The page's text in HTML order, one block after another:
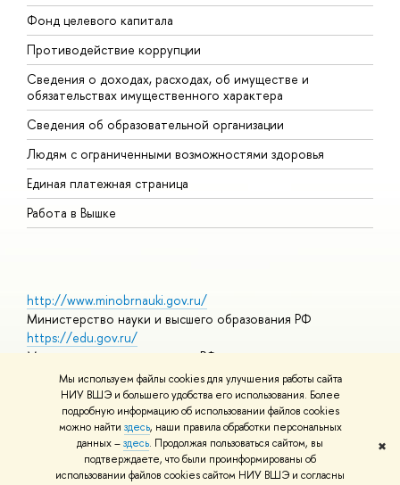
Мы используем файлы cookies для улучшения работы сайта
НИУ ВШЭ и большего удобства его использования. Более
подробную информацию об использовании файлов cookies
можно найти здесь, наши правила обработки персональных
данных –здесь. Продолжая пользоваться сайтом, вы
подтверждаете, что были проинформированы об
использовании файлов cookies сайтом НИУ ВШЭ и согласны
✖
Фонд целевого капитала
Противодействие коррупции
Сведения о доходах, расходах, об имуществе и
обязательствах имущественного характера
Сведения об образовательной организации
Людям с ограниченными возможностями здоровья
Единая платежная страница
Работа в Вышке
http://www.minobrnauki.gov.ru/
Министерство науки и высшего образования РФ
https://edu.gov.ru/
Министерство просвещения РФ
https://elearning.hse.ru/mooc
Массовые открытые онлайн-курсы
© НИУ ВШЭ 1993–2026 Адреса и контактыУсловия
использования материалов Политика конфиденциальности